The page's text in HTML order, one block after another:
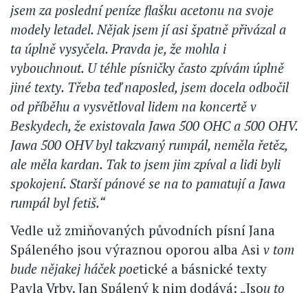
jsem za poslední peníze flašku acetonu na svoje
modely letadel. Nějak jsem jí asi špatně přivázal a
ta úplně vysyčela. Pravda je, že mohla i
vybouchnout. U téhle písničky často zpívám úplně
jiné texty. Třeba teď naposled, jsem docela odbočil
od příběhu a vysvětloval lidem na koncertě v
Beskydech, že existovala Jawa 500 OHC a 500 OHV.
Jawa 500 OHV byl takzvaný rumpál, neměla řetěz,
ale měla kardan. Tak to jsem jim zpíval a lidi byli
spokojení. Starší pánové se na to pamatují a Jawa
rumpál byl fetiš.“
Vedle už zmiňovaných původních písní Jana
Spáleného jsou výraznou oporou alba Asi v tom
bude nějakej háček poetické a básnické texty
Pavla Vrby. Jan Spálený k nim dodává: „Jsou to